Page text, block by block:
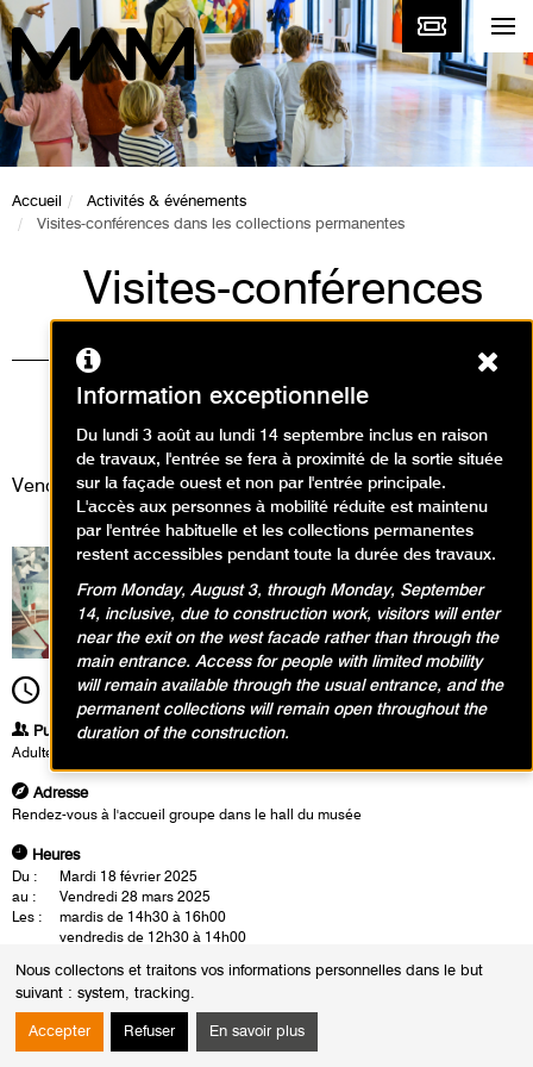
Nous collectons et traitons vos informations personnelles dans le but
suivant : system, tracking.
Accepter Refuser En savoir plus
Accueil
Activités & événements
Visites-conférences dans les collections permanentes
Visites-conférences
dans les collections
permanentes
Visites
Vendredi 28 mars 2025
12h30 Durée1h30
Publics
Adultes
Adresse
Rendez-vous à l'accueil groupe dans le hall du musée
Heures
Du :
Mardi 18 février 2025
au :
Vendredi 28 mars 2025
Les :
mardis de 14h30 à 16h00
vendredis de 12h30 à 14h00
Les visites-conférences se déroulent en présence d'un conférencier du
musée. Cette rencontre est également l'occasion d'un échange autour
Information exceptionnelle
Du lundi 3 août au lundi 14 septembre inclus en raison
de travaux, l'entrée se fera à proximité de la sortie située
sur la façade ouest et non par l'entrée principale.
L'accès aux personnes à mobilité réduite est maintenu
par l'entrée habituelle et les collections permanentes
restent accessibles pendant toute la durée des travaux.
From Monday, August 3, through Monday, September
14, inclusive, due to construction work, visitors will enter
near the exit on the west facade rather than through the
main entrance. Access for people with limited mobility
will remain available through the usual entrance, and the
permanent collections will remain open throughout the
duration of the construction.